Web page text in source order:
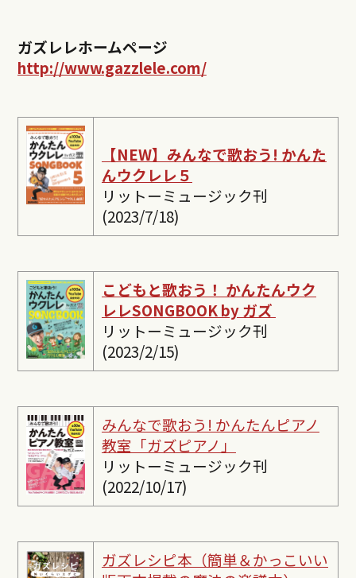
ガズレレホームページ
http://www.gazzlele.com/
【NEW】みんなで歌おう! かんた
んウクレレ５
リットーミュージック刊
(2023/7/18)
こどもと歌おう！ かんたんウク
レレSONGBOOK by ガズ
リットーミュージック刊
(2023/2/15)
みんなで歌おう! かんたんピアノ
教室「ガズピアノ」
リットーミュージック刊
(2022/10/17)
ガズレシピ本（簡単＆かっこいい